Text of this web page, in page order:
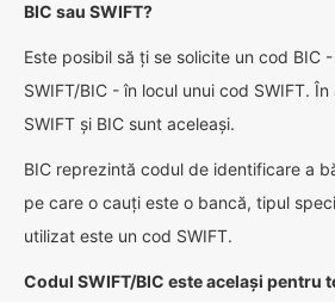
BIC sau SWIFT?
Este posibil să ți se solicite un cod BIC
SWIFT/BIC - în locul unui cod SWIFT.
SWIFT și BIC sunt aceleași.
BIC reprezintă codul de identificare a
pe care o cauți este o bancă, tipul
utilizat este un cod SWIFT.
Codul SWIFT/BIC este același pentru